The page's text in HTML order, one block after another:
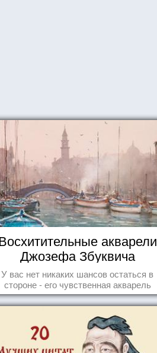
акварели
Джозефа Збуквича
У вас нет никаких шансов остаться в
стороне - его чувственная акварель
покорила жителей всего мира.